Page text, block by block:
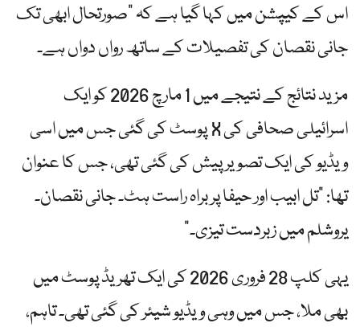
اس کے کیپشن میں کہا گیا ہے کہ "صورتحال ابھی تک
جانی نقصان کی تفصیلات کے ساتھ رواں دواں ہے۔
مزید نتائج کے نتیجے میں 1 مارچ 2026 کو ایک
اسرائیلی صحافی کی X پوسٹ کی گئی جس میں اسی
ویڈیو کی ایک تصویر پیش کی گئی تھی، جس کا عنوان
تھا: "تل ابیب اور حیفا پر براہ راست ہٹ۔ جانی نقصان۔
یروشلم میں زبردست تیزی۔”
یہی کلپ 28 فروری 2026 کی ایک تھریڈ پوسٹ میں
بھی ملا، جس میں وہی ویڈیو شیئر کی گئی تھی۔ تاہم،